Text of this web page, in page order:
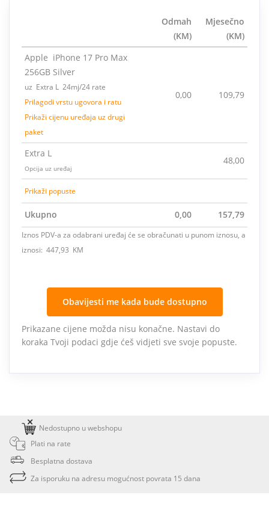
Odmah
(KM)
Mjesečno
(KM)
Apple iPhone 17 Pro Max
256GB Silver
uz Extra L 24mj/24 rate
Prilagodi vrstu ugovora i ratu
Prikaži cijenu uređaja uz drugi
paket
0,00 109,79
Extra L
Opcija uz uređaj
48,00
Prikaži popuste
Ukupno 0,00 157,79
Iznos PDV-a za odabrani uređaj će se obračunati u punom iznosu, a
iznosi: 447,93 KM
Obavijesti me kada bude dostupno
Prikazane cijene možda nisu konačne. Nastavi do
koraka Tvoji podaci gdje ćeš vidjeti sve svoje popuste.
Nedostupno u webshopu
Plati na rate
Besplatna dostava
Za isporuku na adresu mogućnost povrata 15 dana